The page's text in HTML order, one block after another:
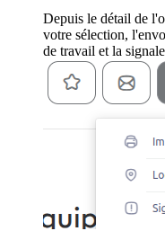
Depuis le détail de
votre sélection,
de travail et la